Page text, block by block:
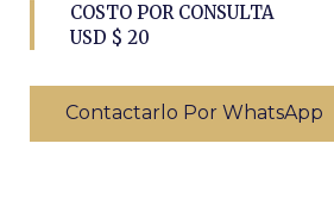
COSTO POR CONSULTA
USD $ 20
Contactarlo Por WhatsApp